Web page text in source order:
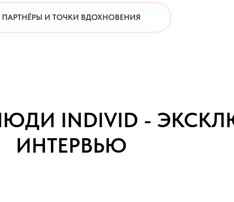
ПАРТНЁРЫ И ТОЧКИ ВДОХНОВЕНИЯ
INDIVID -
ИНТЕРВЬЮ